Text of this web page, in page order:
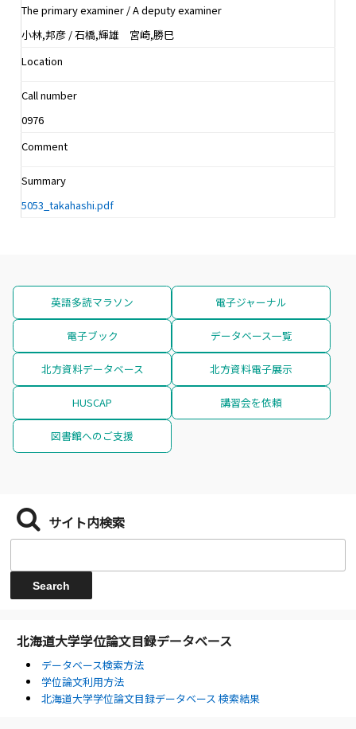
The primary examiner / A deputy examiner
小林,邦彦 / 石橋,輝雄 宮崎,勝巳
Location
Call number
0976
Comment
Summary
5053_takahashi.pdf
英語多読マラソン 電子ジャーナル
電子ブック データベース一覧
北方資料データベース 北方資料電子展示
HUSCAP 講習会を依頼
図書館へのご支援
サイト内検索
北海道大学学位論文目録データベース
データベース検索方法
学位論文利用方法
北海道大学学位論文目録データベース 検索結果